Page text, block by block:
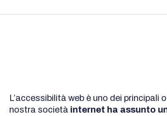
L’accessibilità web è uno dei
nostra società internet ha assunto